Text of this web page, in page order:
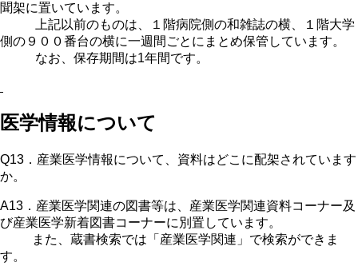
聞架に置いています。
上記以前のものは、１階病院側の和雑誌の横、１階大学
側の９００番台の横に一週間ごとにまとめ保管しています。
なお、保存期間は1年間です。
医学情報について
Q13．産業医学情報について、資料はどこに配架されています
か。
A13．産業医学関連の図書等は、産業医学関連資料コーナー及
び産業医学新着図書コーナーに別置しています。
また、蔵書検索では「産業医学関連」で検索ができま
す。